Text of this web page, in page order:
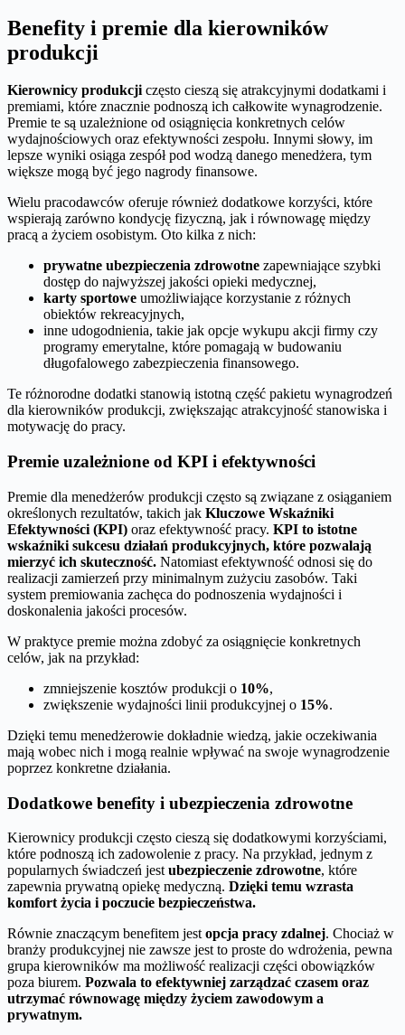
Benefity i premie dla kierowników
produkcji
Kierownicy produkcjiczęsto cieszą się atrakcyjnymi dodatkami i
premiami, które znacznie podnoszą ich całkowite wynagrodzenie.
Premie te są uzależnione od osiągnięcia konkretnych celów
wydajnościowych oraz efektywności zespołu. Innymi słowy, im
lepsze wyniki osiąga zespół pod wodzą danego menedżera, tym
większe mogą być jego nagrody finansowe.
Wielu pracodawców oferuje również dodatkowe korzyści, które
wspierają zarówno kondycję fizyczną, jak i równowagę między
pracą a życiem osobistym. Oto kilka z nich:
prywatne ubezpieczenia zdrowotne zapewniające szybki
dostęp do najwyższej jakości opieki medycznej,
karty sportowe umożliwiające korzystanie z różnych
obiektów rekreacyjnych,
inne udogodnienia, takie jak opcje wykupu akcji firmy czy
programy emerytalne, które pomagają w budowaniu
długofalowego zabezpieczenia finansowego.
Te różnorodne dodatki stanowią istotną część pakietu wynagrodzeń
dla kierowników produkcji, zwiększając atrakcyjność stanowiska i
motywację do pracy.
Premie uzależnione od KPI i efektywności
Premie dla menedżerów produkcji często są związane z osiąganiem
określonych rezultatów, takich jak Kluczowe Wskaźniki
Efektywności (KPI) oraz efektywność pracy. KPI to istotne
wskaźniki sukcesu działań produkcyjnych, które pozwalają
mierzyć ich skuteczność. Natomiast efektywność odnosi się do
realizacji zamierzeń przy minimalnym zużyciu zasobów. Taki
system premiowania zachęca do podnoszenia wydajności i
doskonalenia jakości procesów.
W praktyce premie można zdobyć za osiągnięcie konkretnych
celów, jak na przykład:
zmniejszenie kosztów produkcji o 10%,
zwiększenie wydajności linii produkcyjnej o 15%.
Dzięki temu menedżerowie dokładnie wiedzą, jakie oczekiwania
mają wobec nich i mogą realnie wpływać na swoje wynagrodzenie
poprzez konkretne działania.
Dodatkowe benefity i ubezpieczenia zdrowotne
Kierownicy produkcji często cieszą się dodatkowymi korzyściami,
które podnoszą ich zadowolenie z pracy. Na przykład, jednym z
popularnych świadczeń jest ubezpieczenie zdrowotne, które
zapewnia prywatną opiekę medyczną. Dzięki temu wzrasta
komfort życia i poczucie bezpieczeństwa.
Równie znaczącym benefitem jest opcja pracy zdalnej. Chociaż w
branży produkcyjnej nie zawsze jest to proste do wdrożenia, pewna
grupa kierowników ma możliwość realizacji części obowiązków
poza biurem. Pozwala to efektywniej zarządzać czasem oraz
utrzymać równowagę między życiem zawodowym a
prywatnym.